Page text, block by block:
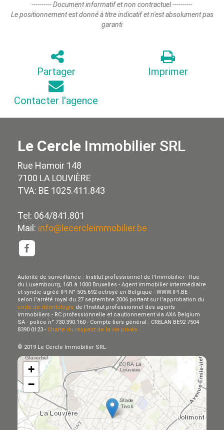
---------- Document informatif et non contractuel ----------
Le positionnement est donné à titre indicatif et n'est absolument pas
garanti
Partager Imprimer
Contacter l'agence
Le Cercle Immobilier SRL
Rue Hamoir 148
7100 LA LOUVIÈRE
TVA: BE 1025.411.843
Tel: 064/841.801
Mail: info@lecercleimmobilier.be
Autorité de surveillance : Institut professionnel de l'Immobilier - Rue
du Luxembourg, 16B à 1000 Bruxelles - Agent immobilier intermédiaire
et syndic agréé IPI N° 505.692 octroyé en Belgique - WWW.IPI.BE -
selon l'arrêté royal du 27 septembre 2006 portant sur l'approbation du
code de déontologie de l'Institut professionnel des agents
immobiliers - RC professionnelle et cautionnement via AXA Belgium
SA - police n° 730.390.160 - Compte tiers général : CRELAN BE92 7504
8390 0123 - Charte du respect de la vie privée.
© 2019 Le Cercle Immobilier SRL
+
−